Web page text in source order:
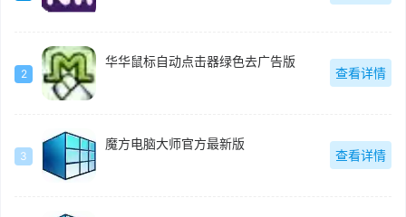
2
华华鼠标自动点击器绿色去广告版
查看详情
3
魔方电脑大师官方最新版
查看详情